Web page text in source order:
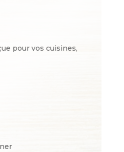
pour vos cuisines,